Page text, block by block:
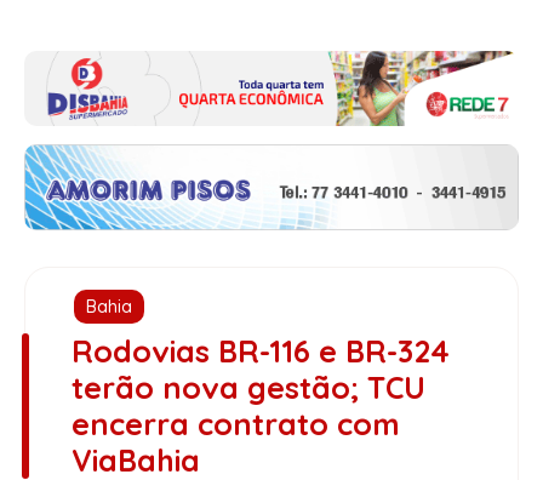
Bahia
Rodovias BR-116 e BR-324
terão nova gestão; TCU
encerra contrato com
ViaBahia